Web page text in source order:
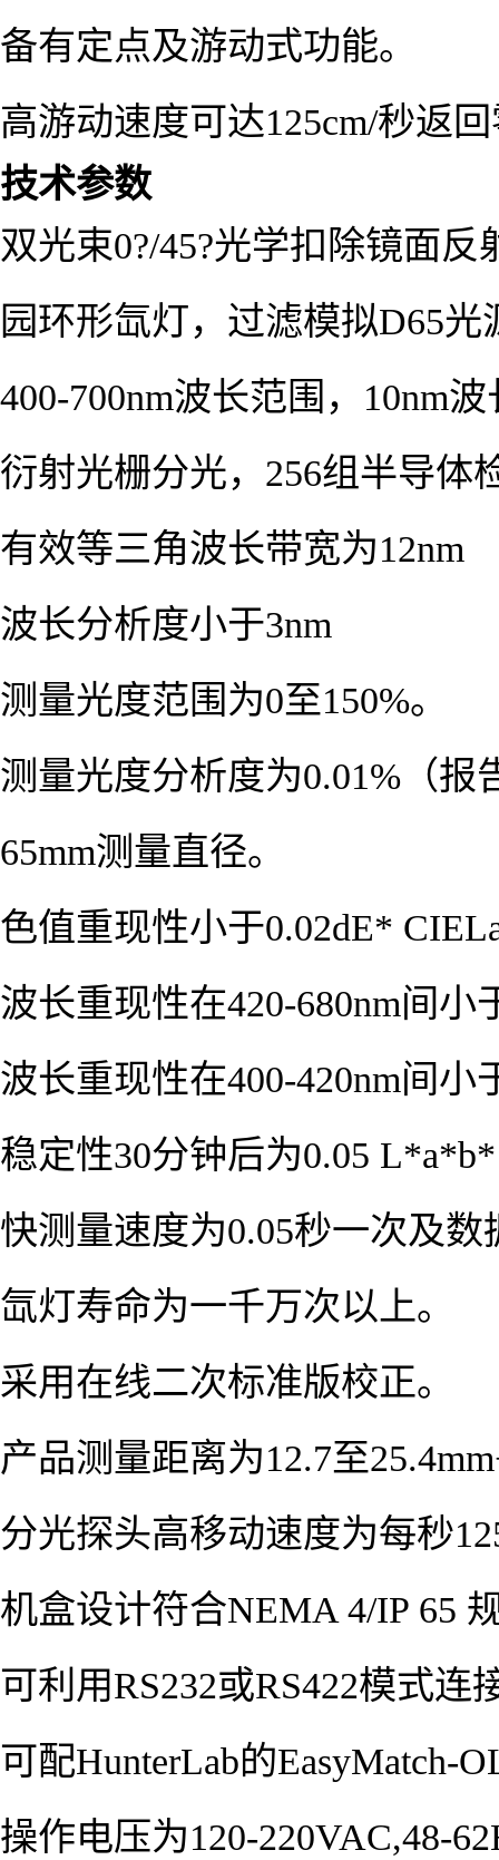
备有定点及游动式功能。
高游动速度可达125cm/秒返
技术参数
双光束0?/45?光学扣除镜面反
园环形氙灯，过滤模拟D65光
400-700nm波长范围，10nm
衍射光栅分光，256组半导体
有效等三角波长带宽为12nm
波长分析度小于3nm
测量光度范围为0至150%。
测量光度分析度为0.01%（报
65mm测量直径。
色值重现性小于0.02dE*
波长重现性在420-680nm间小
波长重现性在400-420nm间小
稳定性30分钟后为0.05
快测量速度为0.05秒一次及
氙灯寿命为一千万次以上。
采用在线二次标准版校正。
产品测量距离为12.7至
分光探头高移动速度为每秒
机盒设计符合NEMA 4/IP 65
可利用RS232或RS422模式连
可配HunterLab的EasyMatch-
操作电压为120-220VAC,48-